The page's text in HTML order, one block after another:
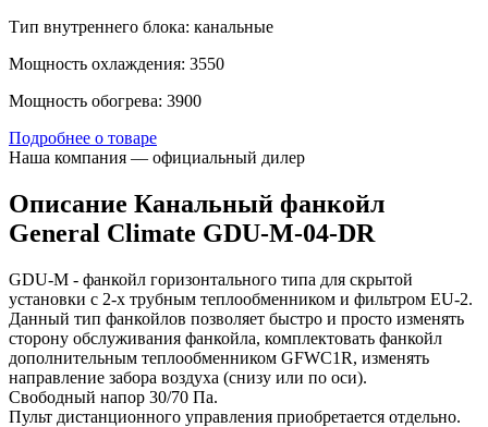
Тип внутреннего блока: канальные
Мощность охлаждения: 3550
Мощность обогрева: 3900
Подробнее о товаре
Наша компания — официальный дилер
Описание Канальный фанкойл
General Climate GDU-M-04-DR
GDU-M - фанкойл горизонтального типа для скрытой
установки с 2-х трубным теплообменником и фильтром EU-2.
Данный тип фанкойлов позволяет быстро и просто изменять
сторону обслуживания фанкойла, комплектовать фанкойл
дополнительным теплообменником GFWC1R, изменять
направление забора воздуха (снизу или по оси).
Свободный напор 30/70 Па.
Пульт дистанционного управления приобретается отдельно.